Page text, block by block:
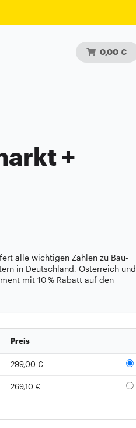
0,00 €
+
alle wichtigen Zahlen zu Bau-
in Deutschland, Österreich und
mit 10 % Rabatt auf den
Preis
299,00 €
269,10 €